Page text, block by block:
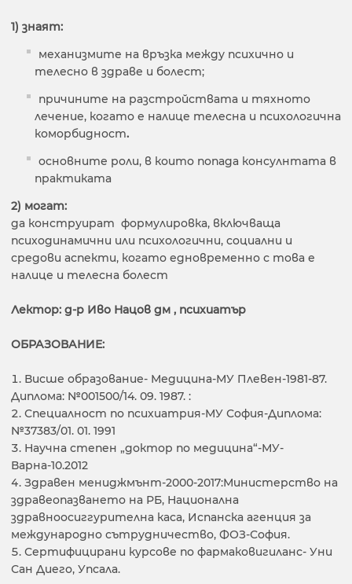
1) знаят:
механизмите на връзка между психично и
телесно в здраве и болест;
причините на разстройствата и тяхното
лечение, когато е налице телесна и психологична
коморбидност.
основните роли, в които попада консулнтата в
практиката
2) могат:
да конструират формулировка, включваща
психодинамични или психологични, социални и
средови аспекти, когато едновременно с това е
налице и телесна болест
Лектор: д-р Иво Нацов дм , психиатър
ОБРАЗОВАНИЕ:
Висше образование- Медицина-МУ Плевен-1981-87.
Диплома: №001500/14. 09. 1987. :
Специалност по психиатрия-МУ София-Диплома:
№37383/01. 01. 1991
Научна степен „доктор по медицина“-МУ-
Варна-10.2012
Здравен мениджмънт-2000-2017:Министерство на
здравеопазването на РБ, Национална
здравноосиггурителна каса, Испанска агенция за
международно сътрудничество, ФОЗ-София.
Сертифицирани курсове по фармаковигиланс- Уни
Сан Диего, Упсала.